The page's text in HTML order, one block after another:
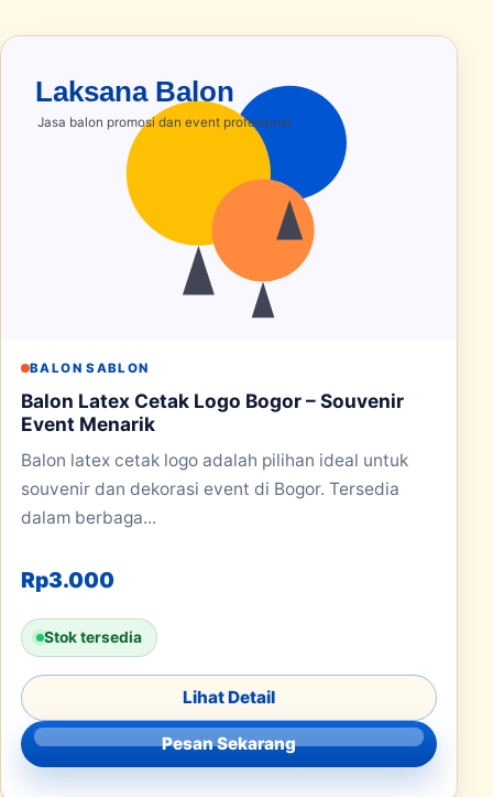
BALON SABLON
Balon Latex Cetak Logo Bogor – Souvenir
Event Menarik
Balon latex cetak logo adalah pilihan ideal untuk
souvenir dan dekorasi event di Bogor. Tersedia
dalam berbaga...
Rp3.000
Stok tersedia
Lihat Detail
Pesan Sekarang